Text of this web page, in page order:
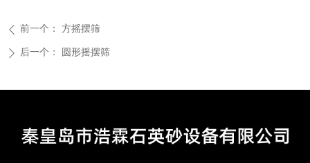
ꄴ 前一个： 方摇摆筛
ꄲ 后一个： 圆形摇摆筛